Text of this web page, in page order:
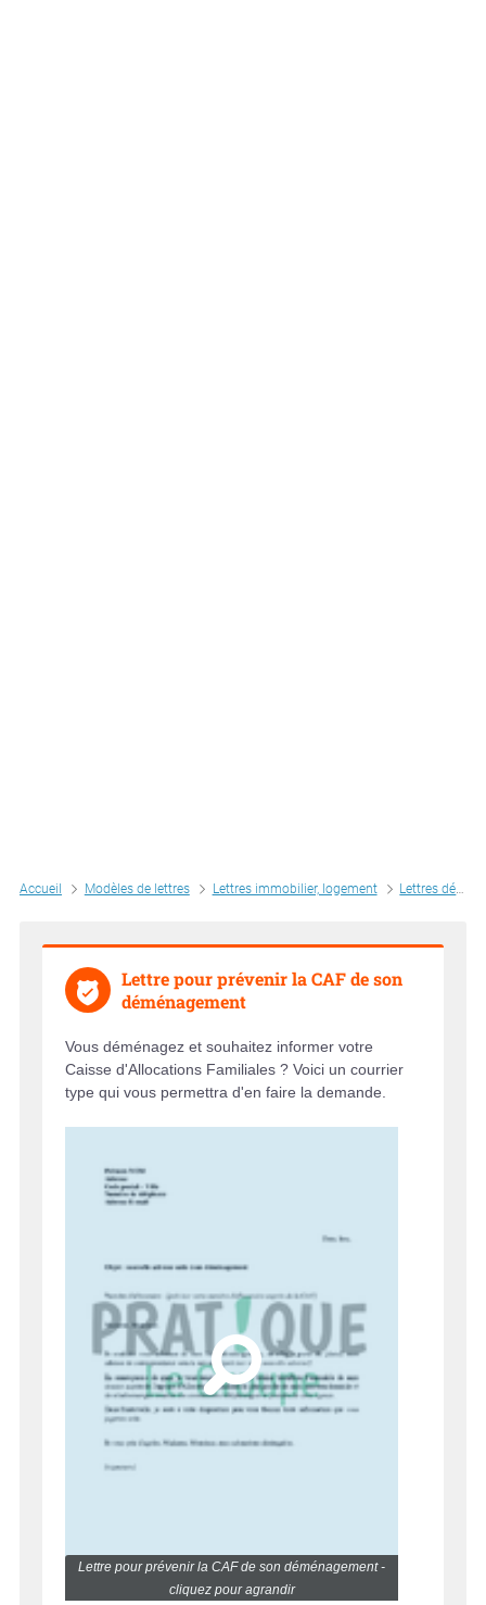
Accueil Modèles de lettres Lettres immobilier, logement Lettres déménagement
Lettre pour prévenir la CAF de son
déménagement
Vous déménagez et souhaitez informer votre
Caisse d'Allocations Familiales ? Voici un courrier
type qui vous permettra d'en faire la demande.
Lettre pour prévenir la CAF de son déménagement -
cliquez pour agrandir